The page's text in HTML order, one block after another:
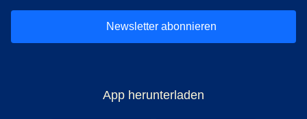
Newsletter abonnieren
App herunterladen